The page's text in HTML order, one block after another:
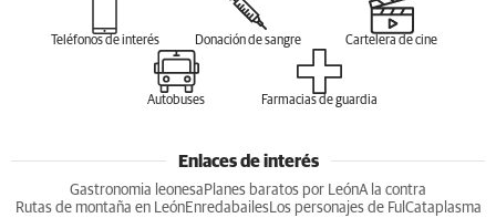
Teléfonos de interés Donación de sangre Cartelera de cine
Autobuses Farmacias de guardia
Enlaces de interés
Gastronomia leonesa Planes baratos por LeónA la contra
Rutas de montaña en LeónEnredabailesLos personajes de Ful Cataplasma